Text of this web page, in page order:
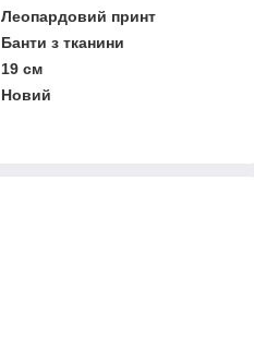
Леопардовий принт
Банти з тканини
19 см
Новий